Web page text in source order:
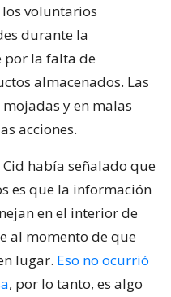
voluntarios
durante la
por la falta de
almacenados. Las
y en malas
acciones.
había señalado que
es que la información
en el interior de
al momento de que
lugar. Eso no ocurrió
, por lo tanto, es algo